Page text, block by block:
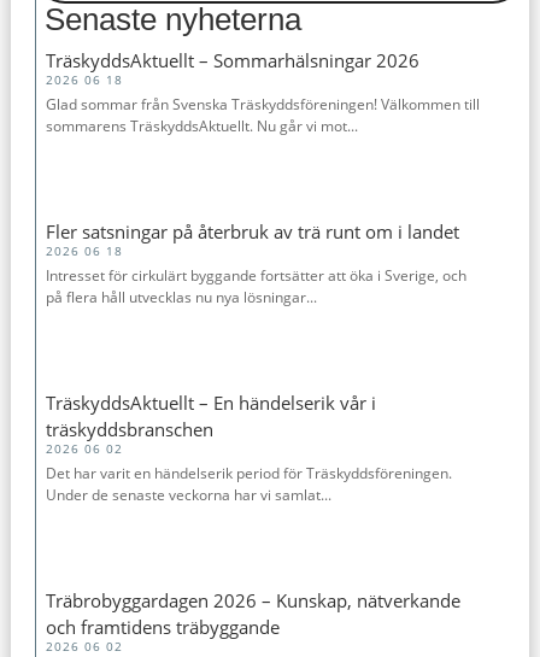
Senaste nyheterna
TräskyddsAktuellt – Sommarhälsningar 2026
2026 06 18
Glad sommar från Svenska Träskyddsföreningen! Välkommen till
sommarens TräskyddsAktuellt. Nu går vi mot...
Fler satsningar på återbruk av trä runt om i landet
2026 06 18
Intresset för cirkulärt byggande fortsätter att öka i Sverige, och
på flera håll utvecklas nu nya lösningar...
TräskyddsAktuellt – En händelserik vår i
träskyddsbranschen
2026 06 02
Det har varit en händelserik period för Träskyddsföreningen.
Under de senaste veckorna har vi samlat...
Träbrobyggardagen 2026 – Kunskap, nätverkande
och framtidens träbyggande
2026 06 02